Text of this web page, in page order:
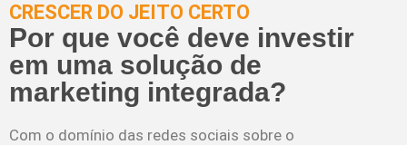
CRESCER DO JEITO CERTO
Por que você deve investir
em uma solução de
marketing integrada?
Com o domínio das redes sociais sobre o